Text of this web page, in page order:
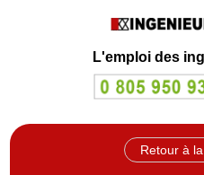
L'emploi des
Retour à